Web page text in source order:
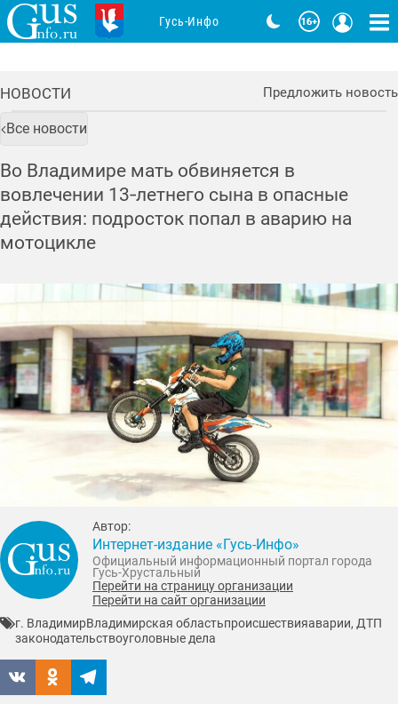
НОВОСТИ Предложить новость
Все новости
Во Владимире мать обвиняется в
вовлечении 13‑летнего сына в опасные
действия: подросток попал в аварию на
мотоцикле
Автор:
Интернет-издание «Гусь-Инфо»
Официальный информационный портал города
Гусь-Хрустальный
Перейти на страницу организации
Перейти на сайт организации
г. ВладимирВладимирская областьпроисшествияаварии, ДТП
законодательствоуголовные дела
Гусь-Инфо